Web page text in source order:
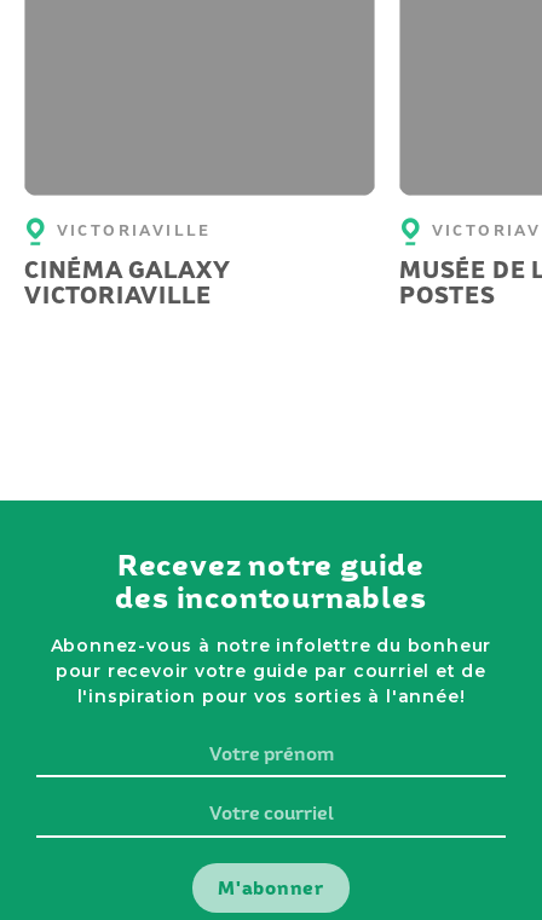
VICTORIAVILLE
CINÉMA GALAXY
VICTORIAVILLE
MUSÉE DE
POSTES
Recevez notre guide
des incontournables
Abonnez-vous à notre infolettre du bonheur
pour recevoir votre guide par courriel et de
l'inspiration pour vos sorties à l'année!
prénom
courriel